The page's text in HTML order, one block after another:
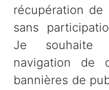
récupération de
sans
Je souhaite
navigation de
bannières de